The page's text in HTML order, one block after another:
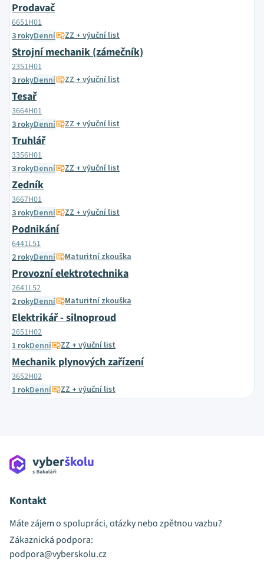
Prodavač
6651H01
3 rokyDenní ZZ + výuční list
Strojní mechanik (zámečník)
2351H01
3 rokyDenní ZZ + výuční list
Tesař
3664H01
3 rokyDenní ZZ + výuční list
Truhlář
3356H01
3 rokyDenní ZZ + výuční list
Zedník
3667H01
3 rokyDenní ZZ + výuční list
Podnikání
6441L51
2 rokyDenní Maturitní zkouška
Provozní elektrotechnika
2641L52
2 rokyDenní Maturitní zkouška
Elektrikář - silnoproud
2651H02
1 rokDenní ZZ + výuční list
Mechanik plynových zařízení
3652H02
1 rokDenní ZZ + výuční list
Kontakt
Máte zájem o spolupráci, otázky nebo zpětnou vazbu?
Zákaznická podpora:
podpora@vyberskolu.cz